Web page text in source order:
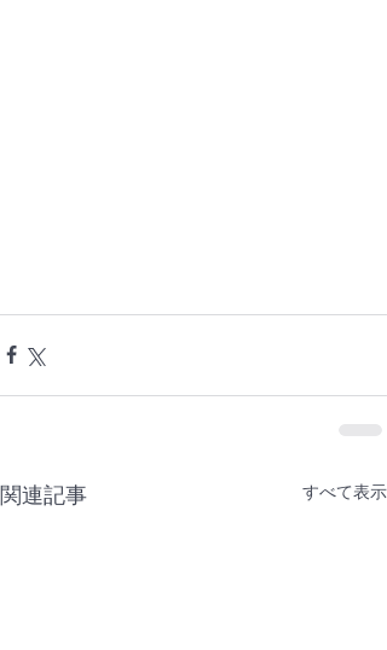
関連記事 すべて表示